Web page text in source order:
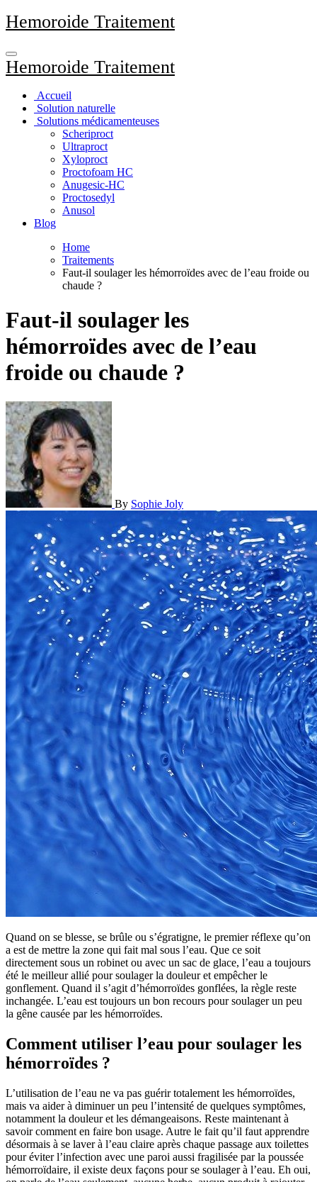
Aller
au
principal
Hemoroide Traitement
Hemoroide Traitement
Accueil
Solution naturelle
Solutions médicamenteuses
Scheriproct
Ultraproct
Xyloproct
Proctofoam HC
Anugesic-HC
Proctosedyl
Anusol
Blog
Home
Traitements
Faut-il soulager les hémorroïdes avec de l’eau froide ou
chaude ?
Faut-il soulager les
hémorroïdes avec de l’eau
froide ou chaude ?
By Sophie Joly
Quand on se blesse, se brûle ou s’égratigne, le premier réflexe qu’on
a est de mettre la zone qui fait mal sous l’eau. Que ce soit
directement sous un robinet ou avec un sac de glace, l’eau a toujours
été le meilleur allié pour soulager la douleur et empêcher le
gonflement. Quand il s’agit d’hémorroïdes gonflées, la règle reste
inchangée. L’eau est toujours un bon recours pour soulager un peu
la gêne causée par les hémorroïdes.
Comment utiliser l’eau pour soulager les
hémorroïdes ?
L’utilisation de l’eau ne va pas guérir totalement les hémorroïdes,
mais va aider à diminuer un peu l’intensité de quelques symptômes,
notamment la douleur et les démangeaisons. Reste maintenant à
savoir comment en faire bon usage. Autre le fait qu’il faut apprendre
désormais à se laver à l’eau claire après chaque passage aux toilettes
pour éviter l’infection avec une paroi aussi fragilisée par la poussée
hémorroïdaire, il existe deux façons pour se soulager à l’eau. Eh oui,